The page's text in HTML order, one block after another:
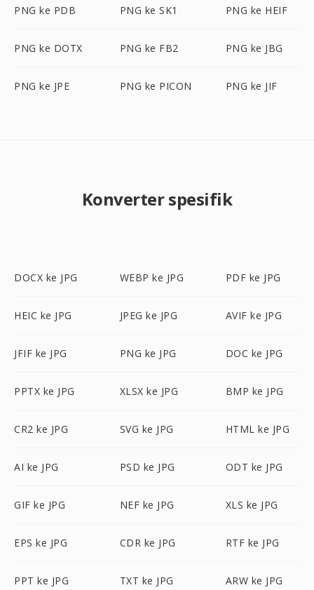
PNG ke PDB PNG ke SK1 PNG ke HEIF
PNG ke DOTX PNG ke FB2 PNG ke JBG
PNG ke JPE PNG ke PICON PNG ke JIF
Konverter spesifik
DOCX ke JPG WEBP ke JPG PDF ke JPG
HEIC ke JPG JPEG ke JPG AVIF ke JPG
JFIF ke JPG PNG ke JPG DOC ke JPG
PPTX ke JPG XLSX ke JPG BMP ke JPG
CR2 ke JPG SVG ke JPG HTML ke JPG
AI ke JPG PSD ke JPG ODT ke JPG
GIF ke JPG NEF ke JPG XLS ke JPG
EPS ke JPG CDR ke JPG RTF ke JPG
PPT ke JPG TXT ke JPG ARW ke JPG